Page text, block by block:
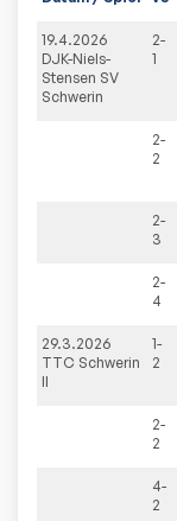
19.4.2026
DJK-Niels-
Stensen SV
Schwerin
2-
1
2-
2
2-
3
2-
4
29.3.2026
TTC Schwerin
II
1-
2
2-
2
4-
2